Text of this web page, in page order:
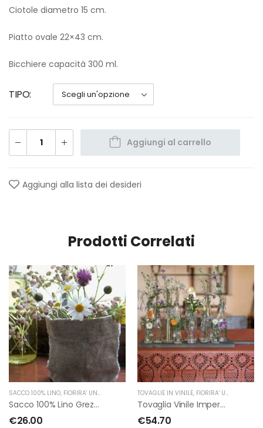
Ciotole diametro 15 cm.
Piatto ovale 22×43 cm.
Bicchiere capacità 300 ml.
TIPO
Aggiungi al carrello
Aggiungi alla lista dei desideri
Prodotti Correlati
SACCO 100% LINO, FIORIRA' UN GIARDINO
Sacco 100% Lino Grezzo
€26.00
TOVAGLIE IN VINILE, FIORIRA' UN GIARDINO
Tovaglia Vinile Impermeabile Pizzo Arancione Di Fiorirà Un Giardino
€54.70